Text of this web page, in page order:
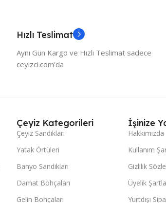
Hızlı Teslimat
Aynı Gün Kargo ve Hızlı Teslimat sadece
ceyizci.com'da
Çeyiz Kategorileri
Çeyiz Sandıkları
Yatak Örtüleri
Banyo Sandıkları
Damat Bohçaları
Gelin Bohçaları
İşinize
Hakkımızda
Kullanım
Gizlilik
Üyelik
Yurtdışı